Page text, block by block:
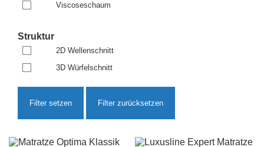
Comfort
Viscoseschaum
Struktur
2D Wellenschnitt
3D Würfelschnitt